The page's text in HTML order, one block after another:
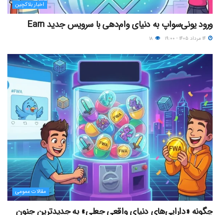
اخبار بلاکچین
ورود یونی‌سواپ به دنیای وام‌دهی با سرویس جدید Earn
مقالات عمومی
چگونه «دارایی‌های دنیای واقعیِ جعلی» به جدیدترین جنون